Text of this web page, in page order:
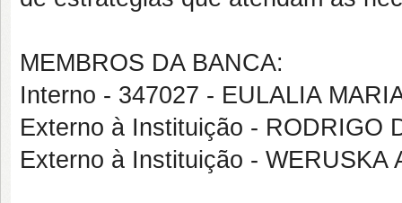
MEMBROS DA BANCA:
Interno - 347027 - EULALIA
Externo à Instituição - RODRIGO
Externo à Instituição - WERUSKA